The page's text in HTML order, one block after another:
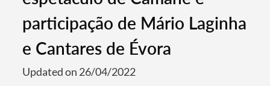
participação de Mário Laginha
e Cantares de Évora
Updated on 26/04/2022